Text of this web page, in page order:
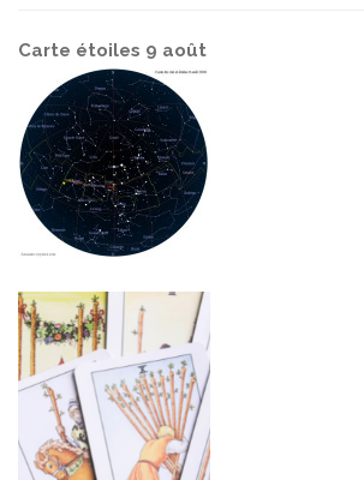
Carte étoiles 9 août